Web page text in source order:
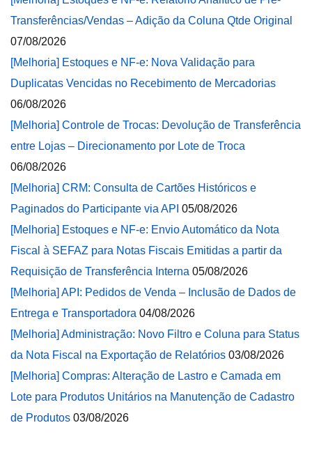
Transferências/Vendas – Adição da Coluna Qtde Original
07/08/2026
[Melhoria] Estoques e NF-e: Nova Validação para
Duplicatas Vencidas no Recebimento de Mercadorias
06/08/2026
[Melhoria] Controle de Trocas: Devolução de Transferência
entre Lojas – Direcionamento por Lote de Troca
06/08/2026
[Melhoria] CRM: Consulta de Cartões Históricos e
Paginados do Participante via API 05/08/2026
[Melhoria] Estoques e NF-e: Envio Automático da Nota
Fiscal à SEFAZ para Notas Fiscais Emitidas a partir da
Requisição de Transferência Interna 05/08/2026
[Melhoria] API: Pedidos de Venda – Inclusão de Dados de
Entrega e Transportadora 04/08/2026
[Melhoria] Administração: Novo Filtro e Coluna para Status
da Nota Fiscal na Exportação de Relatórios 03/08/2026
[Melhoria] Compras: Alteração de Lastro e Camada em
Lote para Produtos Unitários na Manutenção de Cadastro
de Produtos 03/08/2026